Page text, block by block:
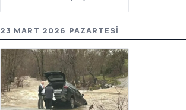
23 MART 2026 PAZARTESI